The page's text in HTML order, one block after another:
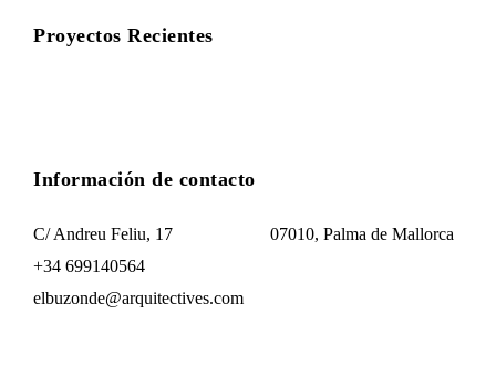
Proyectos Recientes
Información de contacto
C/ Andreu Feliu, 17 07010, Palma de Mallorca
+34 699140564
elbuzonde@arquitectives.com